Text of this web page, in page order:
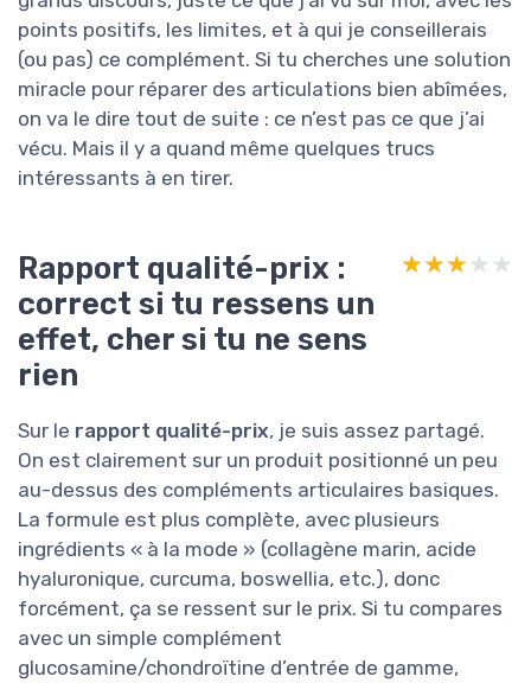
points positifs, les limites, et à qui je conseillerais
(ou pas) ce complément. Si tu cherches une solution
miracle pour réparer des articulations bien abîmées,
on va le dire tout de suite : ce n’est pas ce que j’ai
vécu. Mais il y a quand même quelques trucs
intéressants à en tirer.
Rapport qualité-prix :
correct si tu ressens un
effet, cher si tu ne sens
rien
★★★★★
★★★★★
Sur le rapport qualité-prix, je suis assez partagé.
On est clairement sur un produit positionné un peu
au-dessus des compléments articulaires basiques.
La formule est plus complète, avec plusieurs
ingrédients « à la mode » (collagène marin, acide
hyaluronique, curcuma, boswellia, etc.), donc
forcément, ça se ressent sur le prix. Si tu compares
avec un simple complément
glucosamine/chondroïtine d’entrée de gamme,